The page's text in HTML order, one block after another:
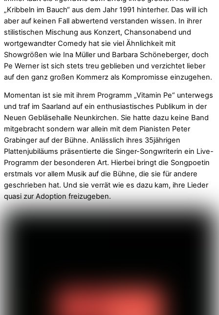
„Kribbeln im Bauch“ aus dem Jahr 1991 hinterher. Das will ich
aber auf keinen Fall abwertend verstanden wissen. In ihrer
stilistischen Mischung aus Konzert, Chansonabend und
wortgewandter Comedy hat sie viel Ähnlichkeit mit
Showgrößen wie Ina Müller und Barbara Schöneberger, doch
Pe Werner ist sich stets treu geblieben und verzichtet lieber
auf den ganz großen Kommerz als Kompromisse einzugehen.
Momentan ist sie mit ihrem Programm „Vitamin Pe“ unterwegs
und traf im Saarland auf ein enthusiastisches Publikum in der
Neuen Gebläsehalle Neunkirchen. Sie hatte dazu keine Band
mitgebracht sondern war allein mit dem Pianisten Peter
Grabinger auf der Bühne. Anlässlich ihres 35jährigen
Plattenjubiläums präsentierte die Singer-Songwriterin ein Live-
Programm der besonderen Art. Hierbei bringt die Songpoetin
erstmals vor allem Musik auf die Bühne, die sie für andere
geschrieben hat. Und sie verrät wie es dazu kam, ihre Lieder
quasi zur Adoption freizugeben.